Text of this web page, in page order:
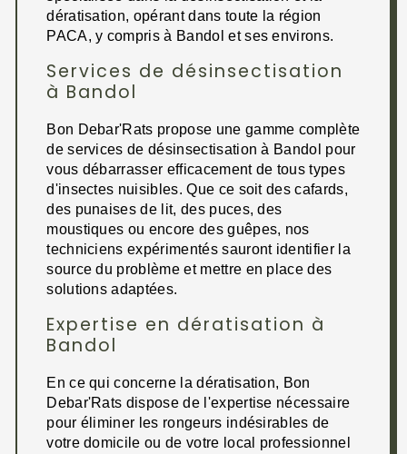
dératisation, opérant dans toute la région
PACA, y compris à Bandol et ses environs.
Services de désinsectisation
à Bandol
Bon Debar'Rats propose une gamme complète
de services de désinsectisation à Bandol pour
vous débarrasser efficacement de tous types
d'insectes nuisibles. Que ce soit des cafards,
des punaises de lit, des puces, des
moustiques ou encore des guêpes, nos
techniciens expérimentés sauront identifier la
source du problème et mettre en place des
solutions adaptées.
Expertise en dératisation à
Bandol
En ce qui concerne la dératisation, Bon
Debar'Rats dispose de l'expertise nécessaire
pour éliminer les rongeurs indésirables de
votre domicile ou de votre local professionnel